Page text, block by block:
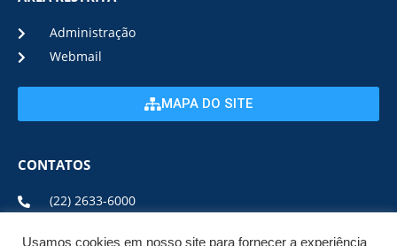
Administração
Webmail
MAPA DO SITE
CONTATOS
(22) 2633-6000
Usamos cookies em nosso site para fornecer a experiência